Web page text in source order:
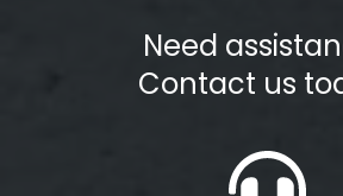
Need
Contact us